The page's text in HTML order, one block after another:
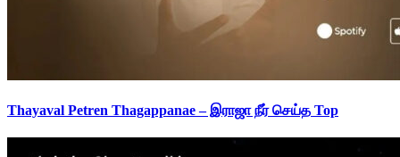
Thayaval Petren Thagappanae – இராஜா நீர் செய்த Top